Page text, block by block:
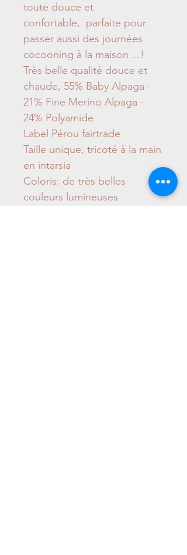
toute douce et
confortable, parfaite pour
passer aussi des journées
cocooning à la maison ...!
Très belle qualité douce et
chaude, 55% Baby Alpaga -
21% Fine Merino Alpaga -
24% Polyamide
Label Pérou fairtrade
Taille unique, tricoté à la main
en intarsia
Coloris: de très belles
couleurs lumineuses